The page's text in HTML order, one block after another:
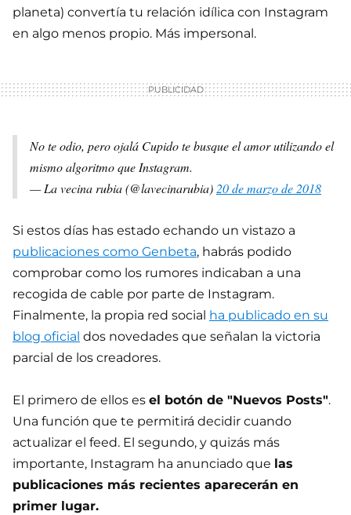
planeta) convertía tu relación idílica con Instagram
en algo menos propio. Más impersonal.
No te odio, pero ojalá Cupido te busque el amor utilizando el
mismo algoritmo que Instagram.
— La vecina rubia (@lavecinarubia) 20 de marzo de 2018
Si estos días has estado echando un vistazo a
publicaciones como Genbeta, habrás podido
comprobar como los rumores indicaban a una
recogida de cable por parte de Instagram.
Finalmente, la propia red social ha publicado en su
blog oficial dos novedades que señalan la victoria
parcial de los creadores.
El primero de ellos es el botón de "Nuevos Posts".
Una función que te permitirá decidir cuando
actualizar el feed. El segundo, y quizás más
importante, Instagram ha anunciado que las
publicaciones más recientes aparecerán en
primer lugar.